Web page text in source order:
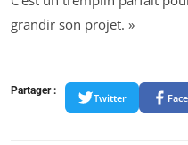
grandir son projet. »
Partager :
Twitter